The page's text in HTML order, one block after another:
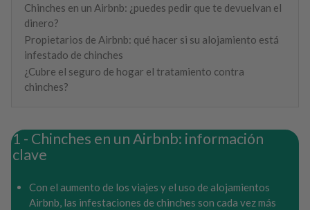
Chinches en un Airbnb: ¿puedes pedir que te devuelvan el
dinero?
Propietarios de Airbnb: qué hacer si su alojamiento está
infestado de chinches
¿Cubre el seguro de hogar el tratamiento contra
chinches?
Chinches en un Airbnb: información
clave
Con el aumento de los viajes y el uso de alojamientos
Airbnb, las infestaciones de chinches son cada vez más